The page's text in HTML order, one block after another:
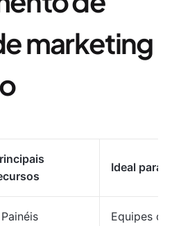
marketing
Ideal para
Equipes de